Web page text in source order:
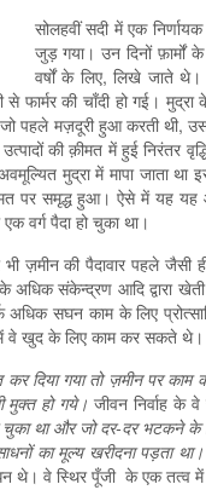
सोलहवीं सदी में एक
जुड़ गया। उन दिनों फ़ार्मों
वर्षों के लिए, लिखे जाते
की चाँदी हो गई।
पहले मज़दूरी हुआ करती थी,
की क़ीमत में हुई निरंतर वृद्धि
मुद्रा में मापा जाता था
पर समृद्ध हुआ। ऐसे में यह यह
वर्ग पैदा हो चुका था।
की पैदावार पहले जैसी
संकेन्द्रण आदि द्वारा
सघन काम के लिए
वे खुद के लिए काम कर सकते थे।
दिया गया तो ज़मीन पर
मुक्त हो गये।जीवन निर्वाह के
चुका था और जो दर-दर भटकने
का मूल्य खरीदना पड़ता था।
थे। वे स्थिर पूँजी के एक तत्व में